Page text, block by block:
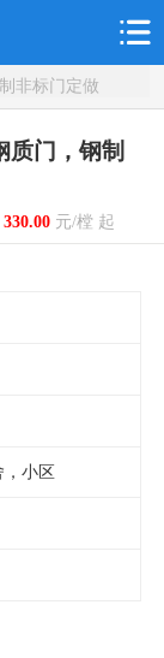
非标门定做
质门，钢制
330.00元/樘 起
，小区